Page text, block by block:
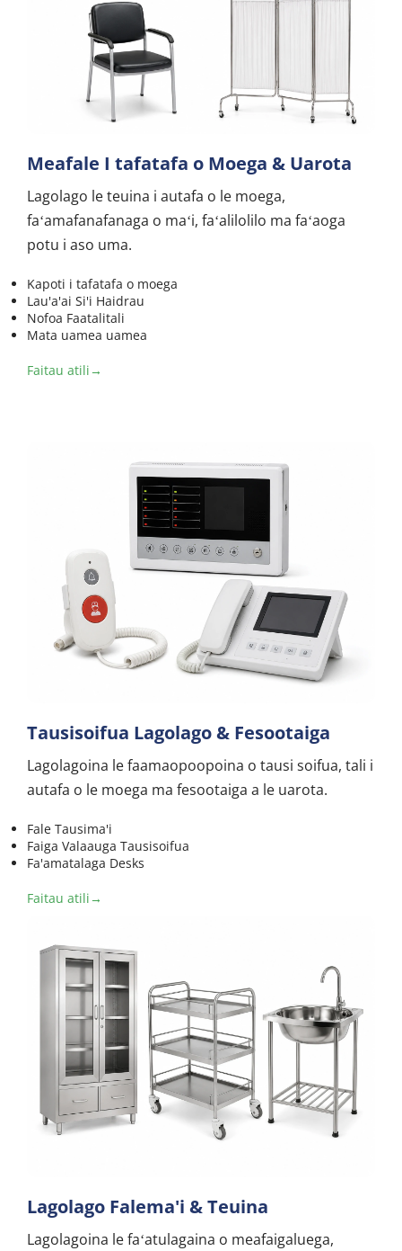
Meafale I tafatafa o Moega & Uarota
Lagolago le teuina i autafa o le moega,
faʻamafanafanaga o maʻi, faʻalilolilo ma faʻaoga
potu i aso uma.
Kapoti i tafatafa o moega
Lau'a'ai Si'i Haidrau
Nofoa Faatalitali
Mata uamea uamea
Faitau atili→
Tausisoifua Lagolago & Fesootaiga
Lagolagoina le faamaopoopoina o tausi soifua, tali i
autafa o le moega ma fesootaiga a le uarota.
Fale Tausima'i
Faiga Valaauga Tausisoifua
Fa'amatalaga Desks
Faitau atili→
Lagolago Falema'i & Teuina
Lagolagoina le faʻatulagaina o meafaigaluega,